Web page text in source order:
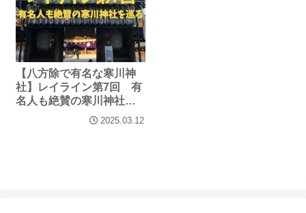
【八方除で有名な寒川神
社】レイライン第7回 有
名人も絶賛の寒川神社を
2025.03.12